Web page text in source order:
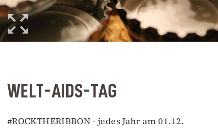
WELT-AIDS-TAG
#ROCKTHERIBBON - jedes Jahr am 01.12.